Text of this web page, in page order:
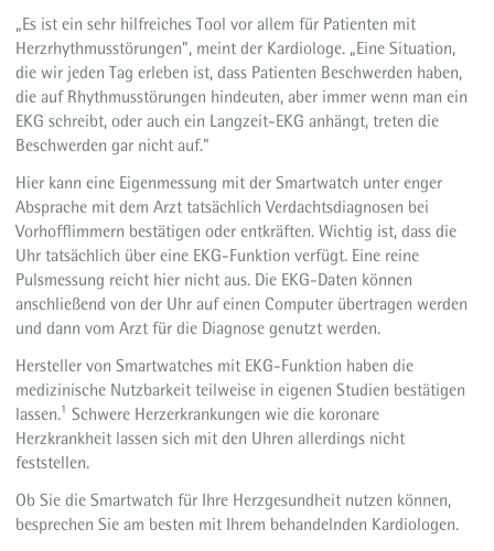
„Es ist ein sehr hilfreiches Tool vor allem für Patienten mit
Herzrhythmusstörungen", meint der Kardiologe. „Eine Situation,
die wir jeden Tag erleben ist, dass Patienten Beschwerden haben,
die auf Rhythmusstörungen hindeuten, aber immer wenn man ein
EKG schreibt, oder auch ein Langzeit-EKG anhängt, treten die
Beschwerden gar nicht auf."
Hier kann eine Eigenmessung mit der Smartwatch unter enger
Absprache mit dem Arzt tatsächlich Verdachtsdiagnosen bei
Vorhofflimmern bestätigen oder entkräften. Wichtig ist, dass die
Uhr tatsächlich über eine EKG-Funktion verfügt. Eine reine
Pulsmessung reicht hier nicht aus. Die EKG-Daten können
anschließend von der Uhr auf einen Computer übertragen werden
und dann vom Arzt für die Diagnose genutzt werden.
Hersteller von Smartwatches mit EKG-Funktion haben die
medizinische Nutzbarkeit teilweise in eigenen Studien bestätigen
lassen.¹ Schwere Herzerkrankungen wie die koronare
Herzkrankheit lassen sich mit den Uhren allerdings nicht
feststellen.
Ob Sie die Smartwatch für Ihre Herzgesundheit nutzen können,
besprechen Sie am besten mit Ihrem behandelnden Kardiologen.